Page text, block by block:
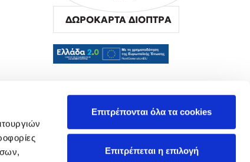
Επιτρέπονται όλα τα cookies
Επιτρέπεται η επιλογή
ΔΩΡΟΚΑΡΤΑ ΔΙΟΠΤΡΑ